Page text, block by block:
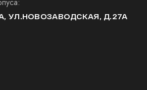
УЛ.НОВОЗАВОДСКАЯ, Д.27А